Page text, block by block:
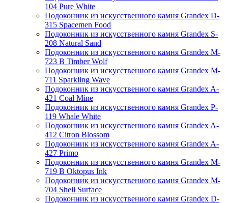
104 Pure White
Подоконник из искусственного камня Grandex D-
315 Spacemen Food
Подоконник из искусственного камня Grandex S-
208 Natural Sand
Подоконник из искусственного камня Grandex M-
723 B Timber Wolf
Подоконник из искусственного камня Grandex M-
711 Sparkling Wave
Подоконник из искусственного камня Grandex A-
421 Coal Mine
Подоконник из искусственного камня Grandex P-
119 Whale White
Подоконник из искусственного камня Grandex A-
412 Citron Blossom
Подоконник из искусственного камня Grandex A-
427 Primo
Подоконник из искусственного камня Grandex M-
719 B Oktopus Ink
Подоконник из искусственного камня Grandex M-
704 Shell Surface
Подоконник из искусственного камня Grandex D-